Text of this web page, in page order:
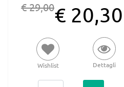
€ 29,00€ 20,30
Wishlist Dettagli